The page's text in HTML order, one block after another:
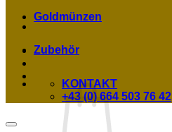
Goldmünzen
Zubehör
KONTAKT
+43 (0) 664 503 76 42